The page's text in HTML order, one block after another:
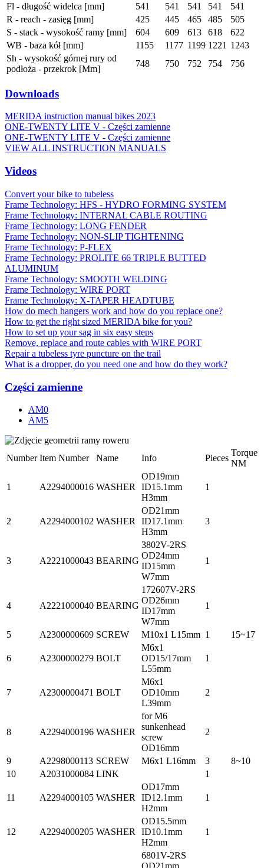
Fl - długość widelca [mm]
541 541 541 541
541
R - reach - zasięg [mm]
425 445 465 485
505
S - stack - wysokość ramy [mm]
604 609 613 618
622
WB - baza kół [mm]
1155 1177 1199 1221 1243
Sh - wysokość górnej rury od
podłoża - przekrok [Mm]
748 750 752 754 756
Downloads
MERIDA instruction manual bikes 2023
ONE-TWENTY LITE V - Części zamienne
ONE-TWENTY LITE V - Części zamienne
VIEW ALL INSTRUCTION MANUALS
Videos
Convert your bike to tubeless
Frame Technology: HFS - HYDRO FORMING SYSTEM
Frame Technology: INTERNAL CABLE ROUTING
Frame Technology: LONG FENDER
Frame Technology: NON-SLIP TIGHTENING
Frame Technology: P-FLEX
Frame Technology: PROLITE 66 TRIPLE BUTTED
ALUMINUM
Frame Technology: SMOOTH WELDING
Frame Technology: WIRE PORT
Frame Technology: X-TAPER HEADTUBE
How do mech hangers work and how do you replace one?
How to get the right sized MERIDA bike for you?
How to set up your sag in six easy steps
Remove, replace and route cables with WIRE PORT
Repair a tubeless tyre puncture on the trail
What is a dropper, do you need one and how do they work?
Części zamienne
AM0
AM5
Number Item Number Name Info Pieces
Torque
NM
1 A2294000016 WASHER
OD19mm
ID15.1mm
H3mm
1
2 A2294000102 WASHER
OD21mm
ID17.1mm
H3mm
3
3 A2221000043 BEARING
3802V-2RS
OD24mm
ID15mm
W7mm
1
4 A2221000040 BEARING
172607V-2RS
OD26mm
ID17mm
W7mm
1
5 A2300000609 SCREW M10x1 L15mm 1 15~17
6 A2300000279 BOLT
M6x1
OD15/17mm
L55mm
1
7 A2300000471 BOLT
M6x1
OD10mm
L39mm
2
8 A2294000196 WASHER
for M6
sunkenhead
screw
OD16mm
2
9 A2298000113 SCREW M6x1 L16mm 3
8~10
10
A2031000084 LINK 1
11 A2294000105 WASHER
OD17mm
ID12.1mm
H2mm
1
12 A2294000205 WASHER
OD15.5mm
ID10.1mm
H2mm
1
6801V-2RS